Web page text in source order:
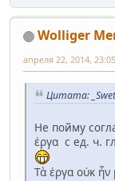
Wolliger
апреля 22, 2014, 23:05
Цитата:
Не пойму
ἐργα с ед. ч.
Τὰ ἐργα οὐκ ἦν